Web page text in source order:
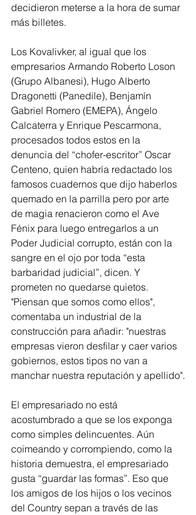
decidieron meterse a la hora de sumar
más billetes.
Los Kovalivker, al igual que los
empresarios Armando Roberto Loson
(Grupo Albanesi), Hugo Alberto
Dragonetti (Panedile), Benjamín
Gabriel Romero (EMEPA), Ángelo
Calcaterra y Enrique Pescarmona,
procesados todos estos en la
denuncia del “chofer-escritor” Oscar
Centeno, quien habría redactado los
famosos cuadernos que dijo haberlos
quemado en la parrilla pero por arte
de magia renacieron como el Ave
Fénix para luego entregarlos a un
Poder Judicial corrupto, están con la
sangre en el ojo por toda “esta
barbaridad judicial”, dicen. Y
prometen no quedarse quietos.
"Piensan que somos como ellos",
comentaba un industrial de la
construcción para añadir: "nuestras
empresas vieron desfilar y caer varios
gobiernos, estos tipos no van a
manchar nuestra reputación y apellido".
El empresariado no está
acostumbrado a que se los exponga
como simples delincuentes. Aún
coimeando y corrompiendo, como la
historia demuestra, el empresariado
gusta “guardar las formas”. Eso que
los amigos de los hijos o los vecinos
del Country sepan a través de las